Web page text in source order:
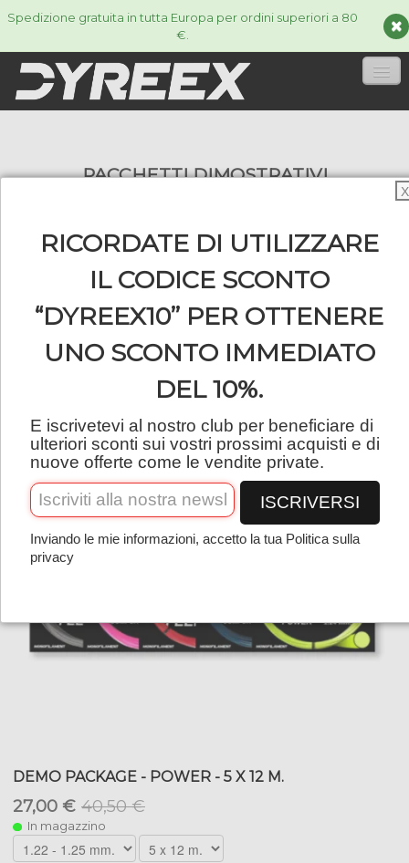
Spedizione gratuita in tutta Europa per ordini superiori a 80
€.
CORDE▼
0
Italiano
PACCHETTI DIMOSTRATIVI
Scopri i nostri pacchetti di prova per trovare il
cordino più adatto alle tue esigenze.
DEMO PACKAGE - POWER - 5 X 12 M.
27,00 € 40,50 €
In magazzino
X
RICORDATE DI UTILIZZARE
IL CODICE SCONTO
“DYREEX10” PER OTTENERE
UNO SCONTO IMMEDIATO
DEL 10%.
E iscrivetevi al nostro club per beneficiare di
ulteriori sconti sui vostri prossimi acquisti e di
nuove offerte come le vendite private.
ISCRIVERSI
Inviando le mie informazioni, accetto la tua Politica sulla
privacy